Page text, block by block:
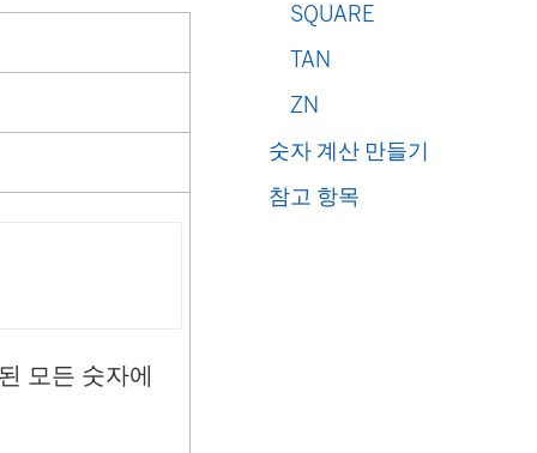
모든 숫자에
SQUARE
TAN
ZN
숫자 계산 만들기
참고 항목